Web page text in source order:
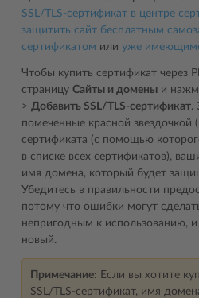
SSL/TLS-сертификат в центре
защитить сайт бесплатным
сертификатом или уже
Чтобы купить сертификат через
страницу Сайты и домены и
> Добавить SSL/TLS-сертификат.
помеченные красной звездочкой
сертификата (с помощью
в списке всех сертификатов),
имя домена, который будет
Убедитесь в правильности
потому что ошибки могут
непригодным к использованию, и
новый.
Примечание: Если вы хотите
SSL/TLS-сертификат, имя